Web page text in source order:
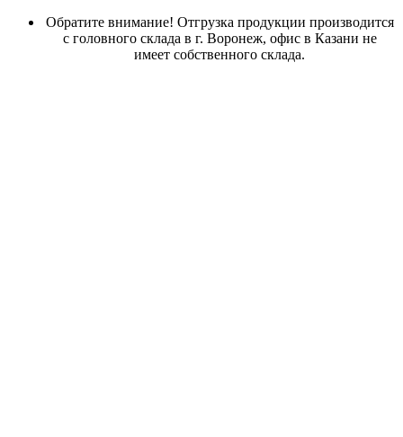
Обратите внимание! Отгрузка продукции производится
с головного склада в г. Воронеж, офис в Казани не
имеет собственного склада.